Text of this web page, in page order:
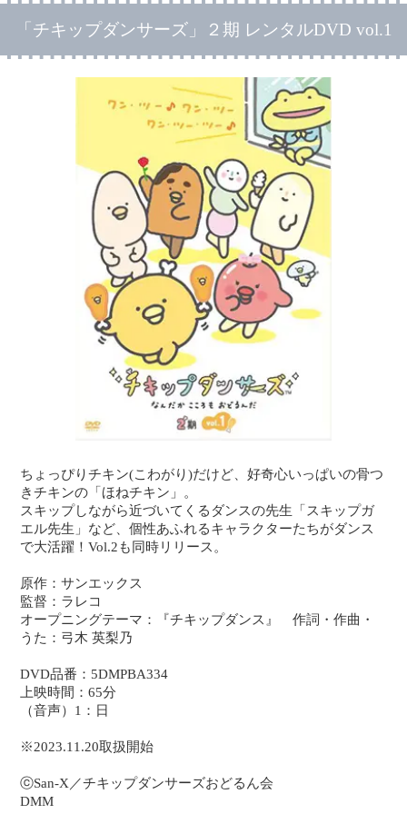
「チキップダンサーズ」２期 レンタルDVD vol.1
ちょっぴりチキン(こわがり)だけど、好奇心いっぱいの骨つ
きチキンの「ほねチキン」。
スキップしながら近づいてくるダンスの先生「スキップガ
エル先生」など、個性あふれるキャラクターたちがダンス
で大活躍！Vol.2も同時リリース。
原作 ：サンエックス
監督 ：ラレコ
オープニングテーマ：『チキップダンス』 作詞・作曲・
うた：弓木 英梨乃
DVD品番：5DMPBA334
上映時間：65分
（音声）1：日
※2023.11.20取扱開始
ⓒSan-X／チキップダンサーズおどるん会
DMM